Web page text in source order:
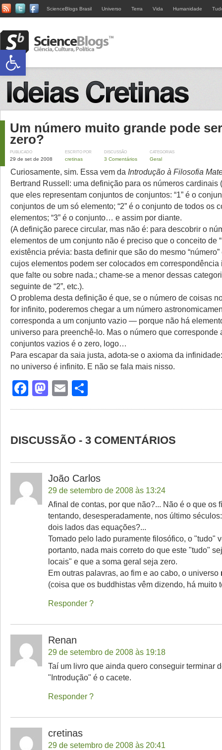
ScienceBlogs Brasil Universo Terra Vida Humanidade
Um número muito grande pode
zero?
PUBLICADO
29 de set de 2008
ESCRITO POR
cretinas
DISCUSSÃO
3 Comentários
CATEGORIAS
Geral
Curiosamente, sim. Essa vem da Introdução à Filosofia
Bertrand Russell: uma definição para os números
que eles representam conjuntos de conjuntos: “1” é o
conjuntos de um só elemento; “2” é o conjunto de todos os
elementos; “3” é o conjunto… e assim por diante.
(A definição parece circular, mas não é: para descobrir o
elementos de um conjunto não é preciso que o conceito de
existência prévia: basta definir que são do mesmo
cujos elementos podem ser colocados em
que falte ou sobre nada.; chame-se a menor dessas
seguinte de “2”, etc.).
O problema desta definição é que, se o número de coisas
for infinito, poderemos chegar a um número
corresponda a um conjunto vazio — porque não há
universo para preenchê-lo. Mas o número que corresponde
conjuntos vazios é o zero, logo…
Para escapar da saia justa, adota-se o axioma da
no universo é infinito. E não se fala mais nisso.
Facebook
Mastodon
Email
DISCUSSÃO - 3 COMENTÁRIOS
João Carlos
29 de setembro de 2008 às 13:24
Afinal de contas, por que não?... Não é o que os
tentando, desesperadamente, nos último
dois lados das equações?...
Tomado pelo lado puramente filosófico, o "tudo"
portanto, nada mais correto do que este "tudo"
locais" e que a soma geral seja zero.
Em outras palavras, ao fim e ao cabo, o universo
(coisa que os buddhistas vêm dizendo, há muito
Responder
Renan
29 de setembro de 2008 às 19:18
Taí um livro que ainda quero conseguir terminar
"Introdução" é o cacete.
Responder
cretinas
29 de setembro de 2008 às 20:41
Abrir a barra de ferramentas